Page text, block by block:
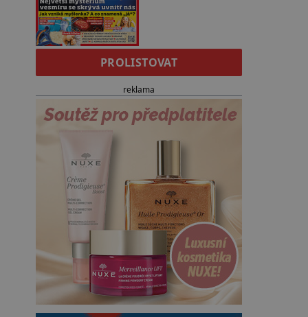
PROLISTOVAT
reklama